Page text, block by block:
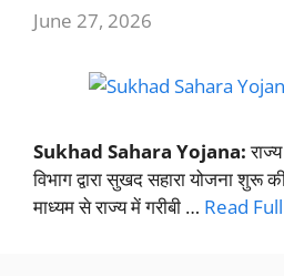
June 27, 2026
Sukhad Sahara Yojana:
विभाग द्वारा सुखद सहारा योजना
माध्यम से राज्य में गरीबी … Read